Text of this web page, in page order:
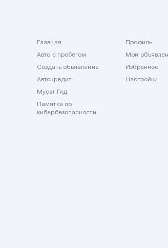
Главная
Авто с пробегом
Создать объявление
Автокредит
Mycar Гид
Памятка по
кибербезопасности
Профиль
Мои
Избранное
Настройки